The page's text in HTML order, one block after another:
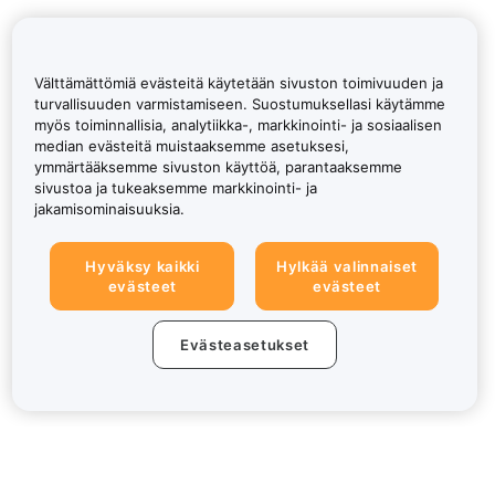
Välttämättömiä evästeitä käytetään sivuston toimivuuden ja
turvallisuuden varmistamiseen. Suostumuksellasi käytämme
myös toiminnallisia, analytiikka-, markkinointi- ja sosiaalisen
median evästeitä muistaaksemme asetuksesi,
ymmärtääksemme sivuston käyttöä, parantaaksemme
sivustoa ja tukeaksemme markkinointi- ja
jakamisominaisuuksia.
Hyväksy kaikki
evästeet
Hylkää valinnaiset
evästeet
Evästeasetukset